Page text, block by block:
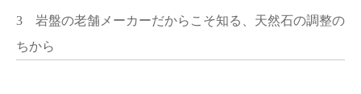
3 岩盤の老舗メーカーだからこそ知る、天然石の調整の
ちから